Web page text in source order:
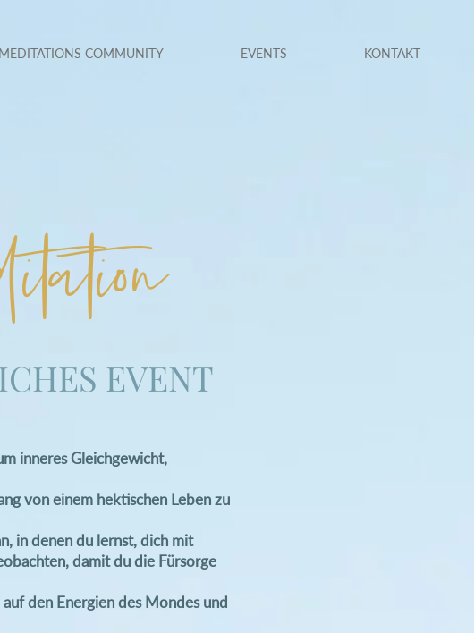
MEDITATIONS COMMUNITY EVENTS KONTAKT
EVENT
inneres Gleichgewicht,
von einem hektischen Leben zu
in denen du lernst, dich mit
damit du die Fürsorge
den Energien des Mondes und